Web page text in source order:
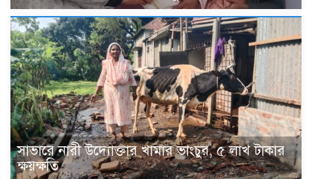
সাভারে নারী উদ্যোক্তার খামার ভাংচুর, ৫ লাখ টাকার
ক্ষয়ক্ষতি